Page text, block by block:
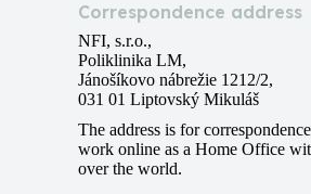
Correspondence address
NFI, s.r.o.,
Poliklinika LM,
Jánošíkovo nábrežie 1212/2,
031 01 Liptovský Mikuláš
The address is for
work online as a Home Office
over the world.